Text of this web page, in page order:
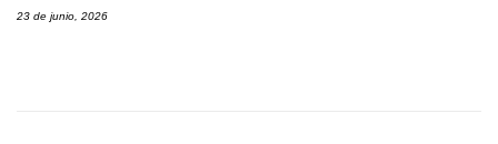
23 de junio, 2026